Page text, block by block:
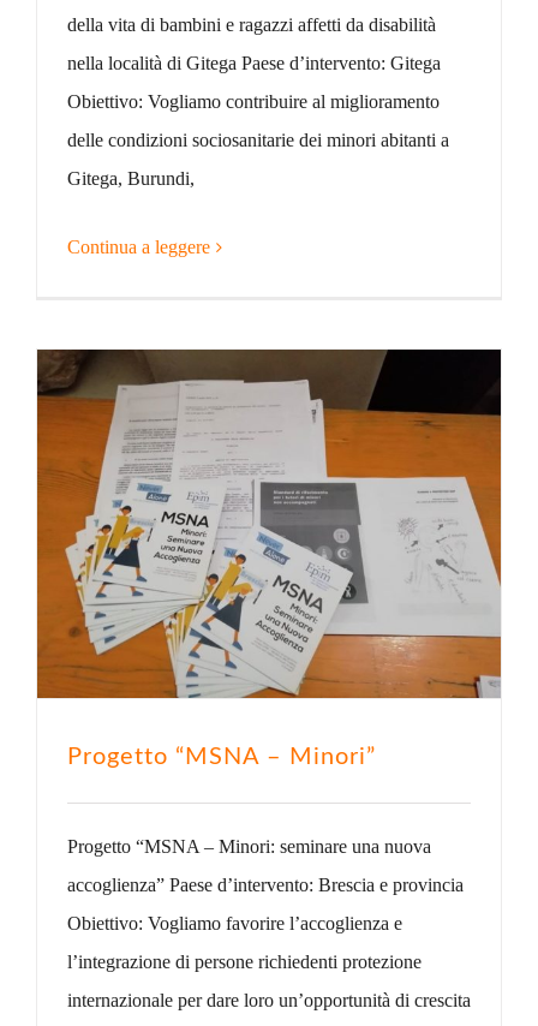
della vita di bambini e ragazzi affetti da disabilità
nella località di Gitega Paese d’intervento: Gitega
Obiettivo: Vogliamo contribuire al miglioramento
delle condizioni sociosanitarie dei minori abitanti a
Gitega, Burundi,
Continua a leggere
Progetto “MSNA – Minori”
Progetto “MSNA – Minori: seminare una nuova
accoglienza” Paese d’intervento: Brescia e provincia
Obiettivo: Vogliamo favorire l’accoglienza e
l’integrazione di persone richiedenti protezione
internazionale per dare loro un’opportunità di crescita